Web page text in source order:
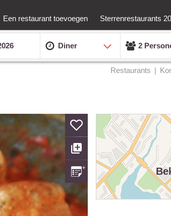
Een restaurant toevoegen Sterrenrestaurants
Diner 2
Restaurants